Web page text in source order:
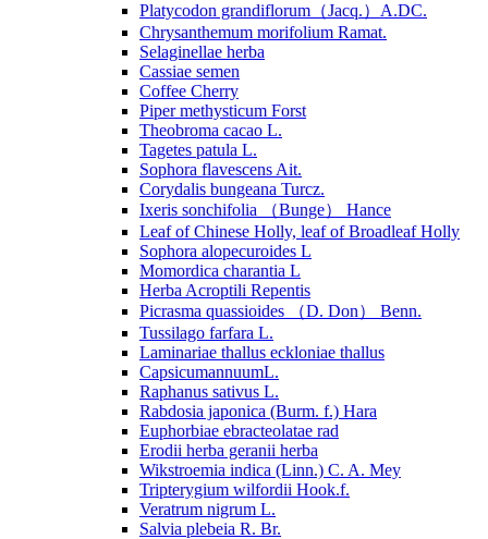
Platycodon grandiflorum（Jacq.）A.DC.
Chrysanthemum morifolium Ramat.
Selaginellae herba
Cassiae semen
Coffee Cherry
Piper methysticum Forst
Theobroma cacao L.
Tagetes patula L.
Sophora flavescens Ait.
Corydalis bungeana Turcz.
Ixeris sonchifolia （Bunge） Hance
Leaf of Chinese Holly, leaf of Broadleaf Holly
Sophora alopecuroides L
Momordica charantia L
Herba Acroptili Repentis
Picrasma quassioides （D. Don） Benn.
Tussilago farfara L.
Laminariae thallus eckloniae thallus
CapsicumannuumL.
Raphanus sativus L.
Rabdosia japonica (Burm. f.) Hara
Euphorbiae ebracteolatae rad
Erodii herba geranii herba
Wikstroemia indica (Linn.) C. A. Mey
Tripterygium wilfordii Hook.f.
Veratrum nigrum L.
Salvia plebeia R. Br.